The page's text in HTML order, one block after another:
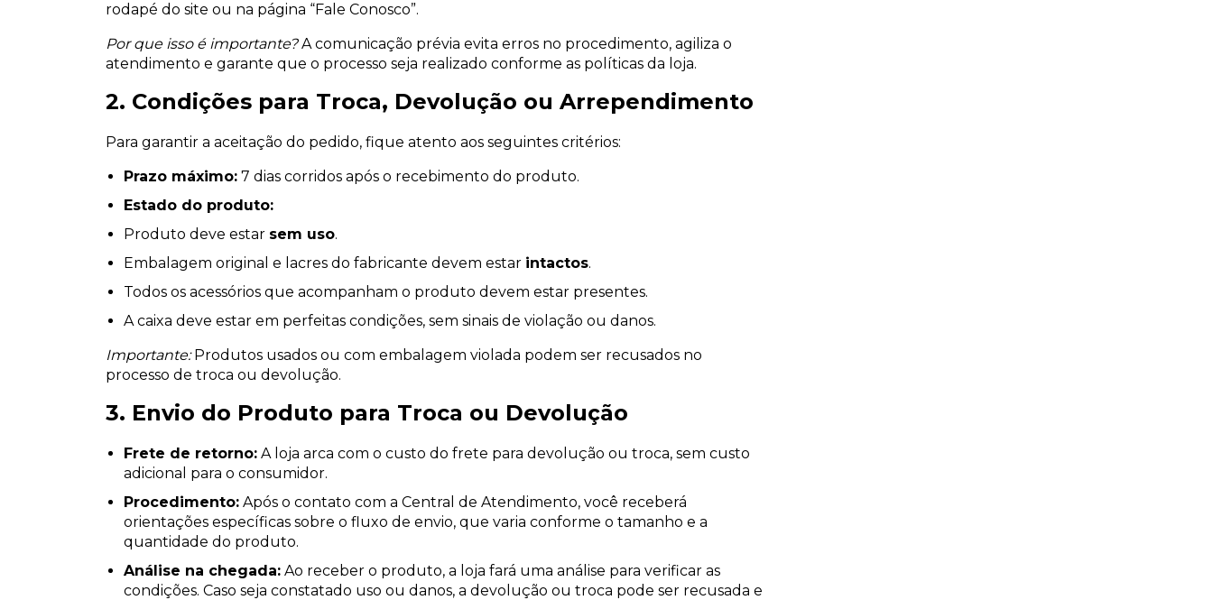
rodapé do site ou na página “Fale Conosco”.
Por que isso é importante?A comunicação prévia evita erros no procedimento, agiliza o
atendimento e garante que o processo seja realizado conforme as políticas da loja.
2. Condições para Troca, Devolução ou Arrependimento
Para garantir a aceitação do pedido, fique atento aos seguintes critérios:
Prazo máximo: 7 dias corridos após o recebimento do produto.
Estado do produto:
Produto deve estar sem uso.
Embalagem original e lacres do fabricante devem estar intactos.
Todos os acessórios que acompanham o produto devem estar presentes.
A caixa deve estar em perfeitas condições, sem sinais de violação ou danos.
Importante:Produtos usados ou com embalagem violada podem ser recusados no
processo de troca ou devolução.
3. Envio do Produto para Troca ou Devolução
Frete de retorno: A loja arca com o custo do frete para devolução ou troca, sem custo
adicional para o consumidor.
Procedimento: Após o contato com a Central de Atendimento, você receberá
orientações específicas sobre o fluxo de envio, que varia conforme o tamanho e a
quantidade do produto.
Análise na chegada: Ao receber o produto, a loja fará uma análise para verificar as
condições. Caso seja constatado uso ou danos, a devolução ou troca pode ser recusada e